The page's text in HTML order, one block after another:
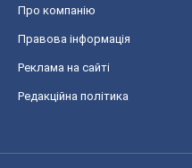
Про компанію
Правова інформація
Реклама на сайті
Редакційна політика